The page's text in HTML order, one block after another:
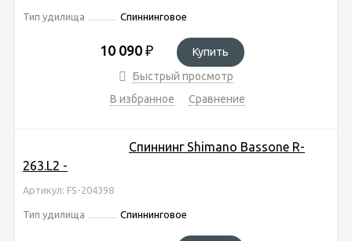
Тип удилища Спиннинговое
10 090 ₽
Купить
Быстрый просмотр
В избранное
Сравнение
Спиннинг Shimano Bassone R-
263.L2 -
Артикул: FS-204398
Тип удилища Спиннинговое